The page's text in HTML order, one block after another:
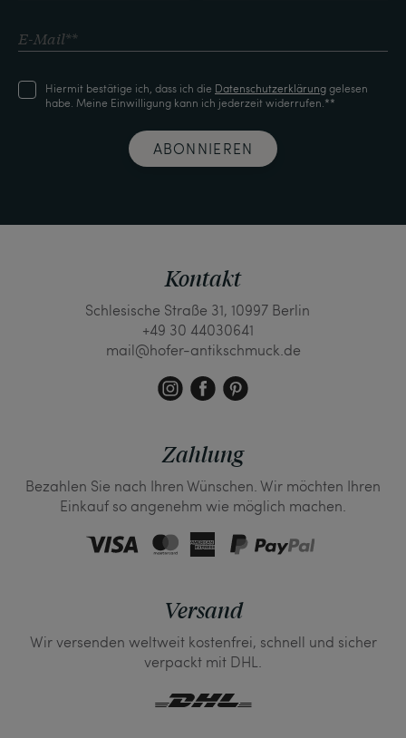
Hiermit bestätige ich, dass ich die Daten­schutz­erklärunggelesen
habe. Meine Einwilligung kann ich jederzeit widerrufen.**
ABONNIEREN
Kontakt
Schlesische Straße 31, 10997 Berlin
+49 30 44030641
mail@hofer-antikschmuck.de
Zahlung
Bezahlen Sie nach Ihren Wünschen. Wir möchten Ihren
Einkauf so angenehm wie möglich machen.
Versand
Wir versenden weltweit kostenfrei, schnell und sicher
verpackt mit DHL.